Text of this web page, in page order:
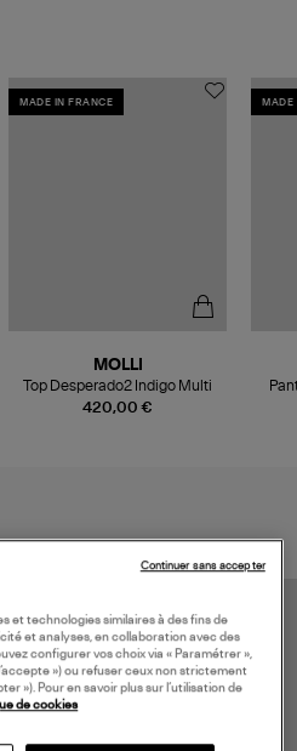
MADE IN FRANCE
420,00 €
MOLLI
Top Desperado2 Indigo Multi
MADE
et technologies similaires à des fins de
et analyses, en collaboration avec des
configurer vos choix via « Paramétrer »,
») ou refuser ceux non strictement
»). Pour en savoir plus sur l’utilisation de
de cookies
Continuer sans accepter